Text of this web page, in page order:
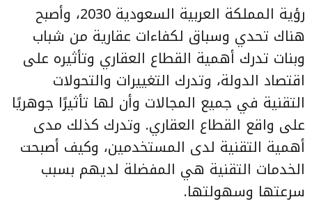
رؤية المملكة العربية السعودية 2030، وأصبح
هناك تحدي وسباق لكفاءات عقارية من شباب
وبنات تدرك أهمية القطاع العقاري وتأثيره على
اقتصاد الدولة، وتدرك التغييرات والتحولات
التقنية في جميع المجالات وأن لها تأثيرًا جوهريًا
على واقع القطاع العقاري. وتدرك كذلك مدى
أهمية التقنية لدى المستخدمين، وكيف أصبحت
الخدمات التقنية هي المفضلة لديهم بسبب
سرعتها وسهولتها.